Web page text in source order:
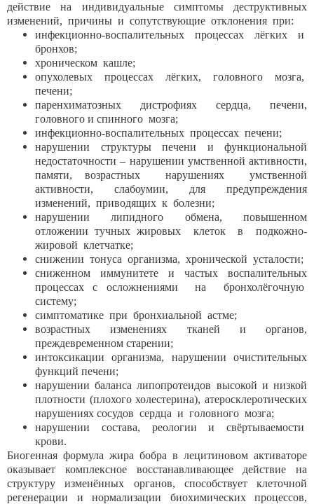
действие на индивидуальные симптомы деструктивных
изменений, причины и сопутствующие отклонения при:
инфекционно-воспалительных процессах лёгких и
бронхов;
хроническом кашле;
опухолевых процессах лёгких, головного мозга,
печени;
паренхиматозных дистрофиях сердца, печени,
головного и спинного мозга;
инфекционно-воспалительных процессах печени;
нарушении структуры печени и функциональной
недостаточности – нарушении умственной активности,
памяти, возрастных нарушениях умственной
активности, слабоумии, для предупреждения
изменений, приводящих к болезни;
нарушении липидного обмена, повышенном
отложении тучных жировых клеток в подкожно-
жировой клетчатке;
снижении тонуса организма, хронической усталости;
сниженном иммунитете и частых воспалительных
процессах с осложнениями на бронхолёгочную
систему;
симптоматике при бронхиальной астме;
возрастных изменениях тканей и органов,
преждевременном старении;
интоксикации организма, нарушении очистительных
функций печени;
нарушении баланса липопротеидов высокой и низкой
плотности (плохого холестерина), атеросклеротических
нарушениях сосудов сердца и головного мозга;
нарушении состава, реологии и свёртываемости
крови.
Биогенная формула жира бобра в лецитиновом активаторе
оказывает комплексное восстанавливающее действие на
структуру изменённых органов, способствует клеточной
регенерации и нормализации биохимических процессов,